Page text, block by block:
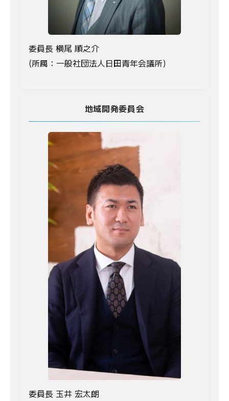
委員長 横尾 順之介
(所属：一般社団法人日田青年会議所)
地域開発委員会
委員長 玉井 宏太朗